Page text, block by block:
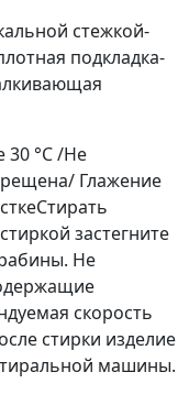
стежкой-
подкладка-
30 °С /Не
Глажение
застегните
Не
скорость
стирки изделие
машины.